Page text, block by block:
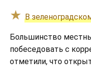
В
Большинство
побеседовать с
отметили, что